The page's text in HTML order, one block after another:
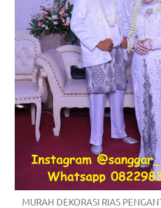
MURAH DEKORASI RIAS